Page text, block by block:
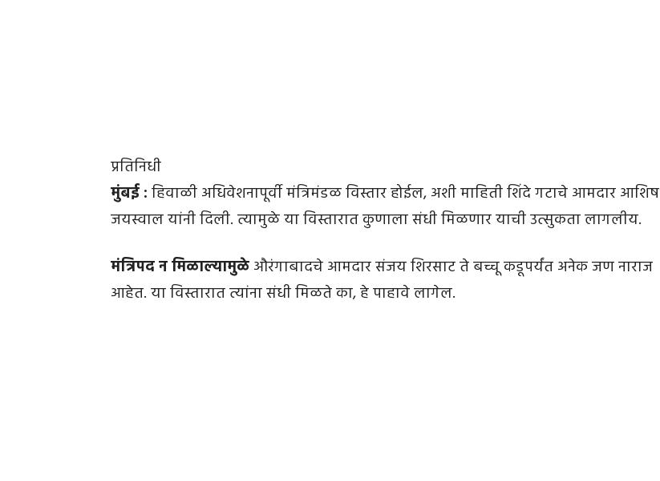
प्रतिनिधी
मुंबई : हिवाळी अधिवेशनापूर्वी मंत्रिमंडळ विस्तार होईल, अशी माहिती शिंदे गटाचे आमदार आशिष
जयस्वाल यांनी दिली. त्यामुळे या विस्तारात कुणाला संधी मिळणार याची उत्सुकता लागलीय.
मंत्रिपद न मिळाल्यामुळे औरंगाबादचे आमदार संजय शिरसाट ते बच्चू कडूपर्यंत अनेक जण नाराज
आहेत. या विस्तारात त्यांना संधी मिळते का, हे पाहावे लागेल.